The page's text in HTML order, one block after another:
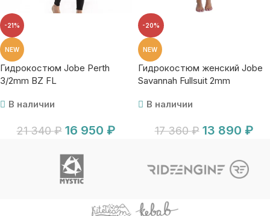
-21%
NEW
Гидрокостюм Jobe Perth
3/2mm BZ FL
В наличии
21 340₽ 16 950 ₽
-20%
NEW
Гидрокостюм женский Jobe
Savannah Fullsuit 2mm
В наличии
17 360₽ 13 890 ₽